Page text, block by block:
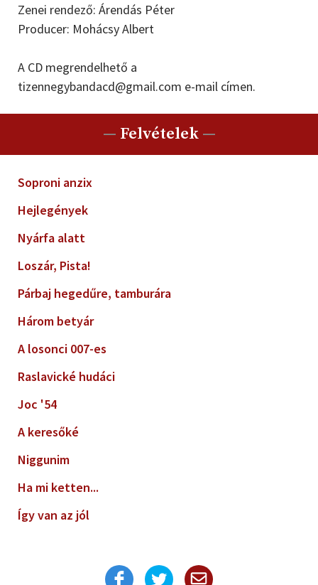
Zenei rendező: Árendás Péter
Producer: Mohácsy Albert
A CD megrendelhető a
tizennegybandacd@gmail.com e-mail címen.
— Felvételek —
Soproni anzix
Hejlegények
Nyárfa alatt
Loszár, Pista!
Párbaj hegedűre, tamburára
Három betyár
A losonci 007-es
Raslavické hudáci
Joc '54
A keresőké
Niggunim
Ha mi ketten...
Így van az jól